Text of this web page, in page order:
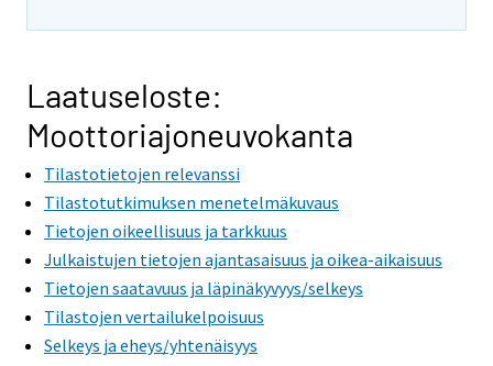
Laatuseloste:
Moottoriajoneuvokanta
Tilastotietojen relevanssi
Tilastotutkimuksen menetelmäkuvaus
Tietojen oikeellisuus ja tarkkuus
Julkaistujen tietojen ajantasaisuus ja oikea-aikaisuus
Tietojen saatavuus ja läpinäkyvyys/selkeys
Tilastojen vertailukelpoisuus
Selkeys ja eheys/yhtenäisyys